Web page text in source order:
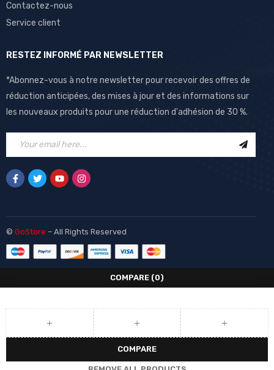
Contactez-nous
Service client
RESTEZ INFORMÉ PAR NEWSLETTER
*Abonnez-vous à notre newsletter pour recevoir des offres de
réduction anticipées, des mises à jour et des informations sur
les nouveaux produits pour une réduction d'adhésion de 30 %.
© GoStore – All Rights Reserved
COMPARE (0)
COMPARE